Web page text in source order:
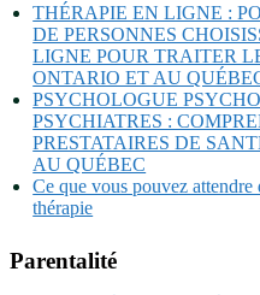
THÉRAPIE EN LIGNE :
DE PERSONNES
LIGNE POUR TRAITER
ONTARIO ET AU
PSYCHOLOGUE
PSYCHIATRES :
PRESTATAIRES DE
AU QUÉBEC
Ce que vous pouvez attendre
thérapie
Parentalité